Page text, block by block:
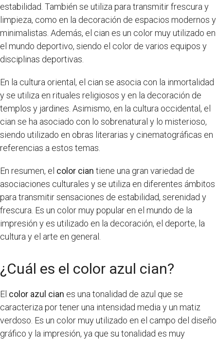
estabilidad. También se utiliza para transmitir frescura y
limpieza, como en la decoración de espacios modernos y
minimalistas. Además, el cian es un color muy utilizado en
el mundo deportivo, siendo el color de varios equipos y
disciplinas deportivas.
En la cultura oriental, el cian se asocia con la inmortalidad
y se utiliza en rituales religiosos y en la decoración de
templos y jardines. Asimismo, en la cultura occidental, el
cian se ha asociado con lo sobrenatural y lo misterioso,
siendo utilizado en obras literarias y cinematográficas en
referencias a estos temas.
En resumen, el color cian tiene una gran variedad de
asociaciones culturales y se utiliza en diferentes ámbitos
para transmitir sensaciones de estabilidad, serenidad y
frescura. Es un color muy popular en el mundo de la
impresión y es utilizado en la decoración, el deporte, la
cultura y el arte en general.
¿Cuál es el color azul cian?
El color azul cian es una tonalidad de azul que se
caracteriza por tener una intensidad media y un matiz
verdoso. Es un color muy utilizado en el campo del diseño
gráfico y la impresión, ya que su tonalidad es muy